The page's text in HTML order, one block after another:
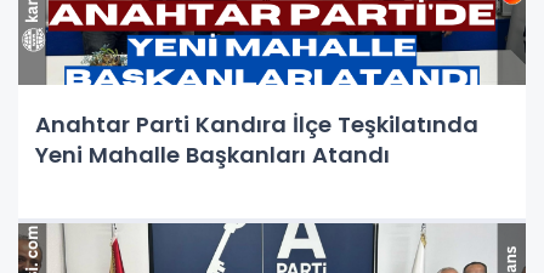
Anahtar Parti Kandıra İlçe Teşkilatında
Yeni Mahalle Başkanları Atandı